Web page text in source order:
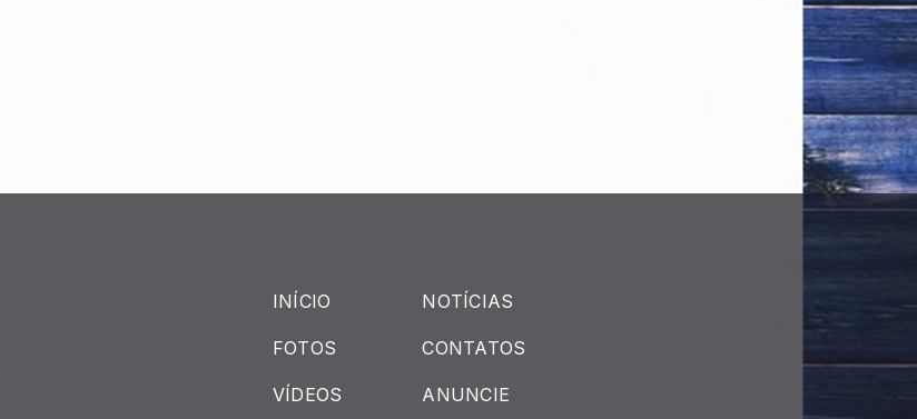
INÍCIO
FOTOS
VÍDEOS
NOTÍCIAS
CONTATOS
ANUNCIE